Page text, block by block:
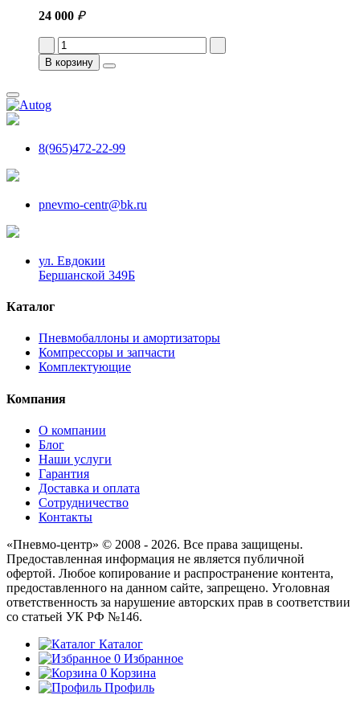
24 000 ₽
В корзину
8(965)472-22-99
pnevmo-centr@bk.ru
ул. Евдокии
Бершанской 349Б
Каталог
Пневмобаллоны и амортизаторы
Компрессоры и запчасти
Комплектующие
Компания
О компании
Блог
Наши услуги
Гарантия
Доставка и оплата
Сотрудничество
Контакты
«Пневмо-центр» © 2008 - 2026. Все права защищены.
Предоставленная информация не является публичной
офертой. Любое копирование и распространение контента,
предоставленного на данном сайте, запрещено. Уголовная
ответственность за нарушение авторских прав в соответствии
со статьей УК РФ №146.
Каталог
0 Избранное
0 Корзина
Профиль